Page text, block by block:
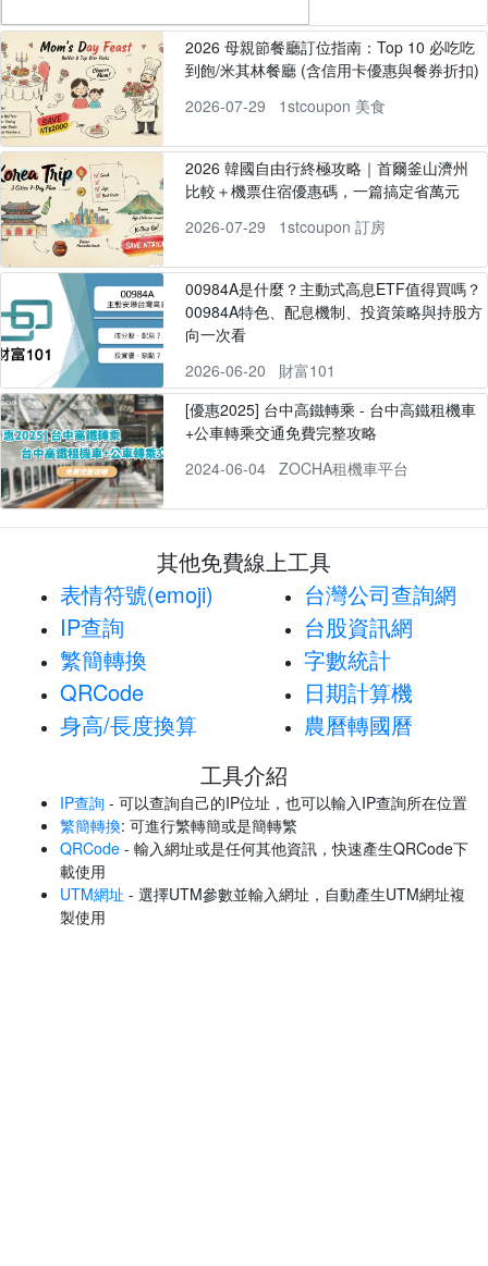
2026 母親節餐廳訂位指南：Top 10 必吃吃
到飽/米其林餐廳 (含信用卡優惠與餐券折扣)
2026-07-29
1stcoupon 美食
2026 韓國自由行終極攻略｜首爾釜山濟州
比較＋機票住宿優惠碼，一篇搞定省萬元
2026-07-29
1stcoupon 訂房
00984A是什麼？主動式高息ETF值得買嗎？
00984A特色、配息機制、投資策略與持股方
向一次看
2026-06-20
財富101
[優惠2025] 台中高鐵轉乘 - 台中高鐵租機車
+公車轉乘交通免費完整攻略
2024-06-04
ZOCHA租機車平台
其他免費線上工具
表情符號(emoji)
IP查詢
繁簡轉換
QRCode
身高/長度換算
台灣公司查詢網
台股資訊網
字數統計
日期計算機
農曆轉國曆
工具介紹
IP查詢 - 可以查詢自己的IP位址，也可以輸入IP查詢所在位置
繁簡轉換: 可進行繁轉簡或是簡轉繁
QRCode - 輸入網址或是任何其他資訊，快速產生QRCode下
載使用
UTM網址 - 選擇UTM參數並輸入網址，自動產生UTM網址複
製使用